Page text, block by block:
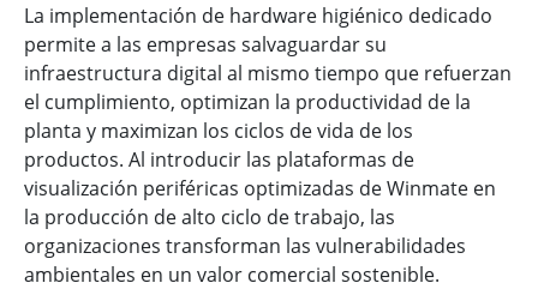
La implementación de hardware higiénico dedicado
permite a las empresas salvaguardar su
infraestructura digital al mismo tiempo que refuerzan
el cumplimiento, optimizan la productividad de la
planta y maximizan los ciclos de vida de los
productos. Al introducir las plataformas de
visualización periféricas optimizadas de Winmate en
la producción de alto ciclo de trabajo, las
organizaciones transforman las vulnerabilidades
ambientales en un valor comercial sostenible.